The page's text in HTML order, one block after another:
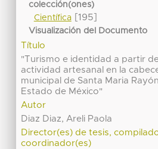
colección(ones)
Científica[195]
Visualización del Documento
Título
"Turismo e identidad a partir
actividad artesanal en la
municipal de Santa Maria
Estado de México"
Autor
Diaz Diaz, Areli Paola
Director(es) de tesis,
coordinador(es)